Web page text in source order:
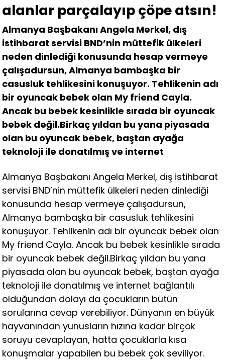
alanlar parçalayıp çöpe atsın!
Almanya Başbakanı Angela Merkel, dış
istihbarat servisi BND’nin müttefik ülkeleri
neden dinlediği konusunda hesap vermeye
çalışadursun, Almanya bambaşka bir
casusluk tehlikesini konuşuyor. Tehlikenin adı
bir oyuncak bebek olan My friend Cayla.
Ancak bu bebek kesinlikle sırada bir oyuncak
bebek değil.Birkaç yıldan bu yana piyasada
olan bu oyuncak bebek, baştan ayağa
teknoloji ile donatılmış ve internet
Almanya Başbakanı Angela Merkel, dış istihbarat
servisi BND’nin müttefik ülkeleri neden dinlediği
konusunda hesap vermeye çalışadursun,
Almanya bambaşka bir casusluk tehlikesini
konuşuyor. Tehlikenin adı bir oyuncak bebek olan
My friend Cayla. Ancak bu bebek kesinlikle sırada
bir oyuncak bebek değil.Birkaç yıldan bu yana
piyasada olan bu oyuncak bebek, baştan ayağa
teknoloji ile donatılmış ve internet bağlantılı
olduğundan dolayı da çocukların bütün
sorularına cevap verebiliyor. Dünyanın en büyük
hayvanından yunusların hızına kadar birçok
soruyu cevaplayan, hatta çocuklarla kısa
konuşmalar yapabilen bu bebek çok seviliyor.